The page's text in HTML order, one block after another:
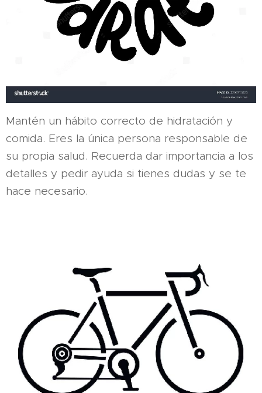
Mantén un hábito correcto de hidratación y
comida. Eres la única persona responsable de
su propia salud. Recuerda dar importancia a los
detalles y pedir ayuda si tienes dudas y se te
hace necesario.